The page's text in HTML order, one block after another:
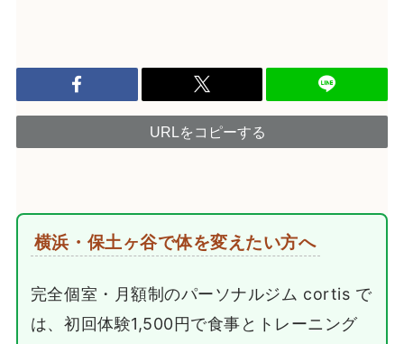
URLをコピーする
横浜・保土ヶ谷で体を変えたい方へ
完全個室・月額制のパーソナルジム cortis で
は、初回体験1,500円で食事とトレーニング